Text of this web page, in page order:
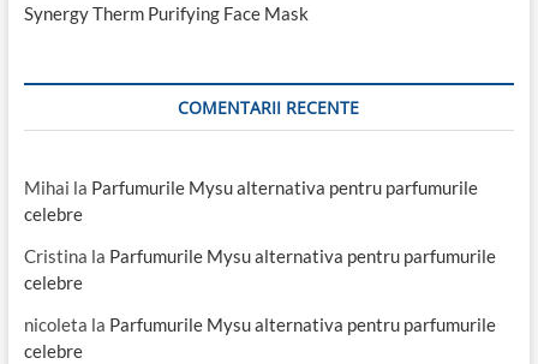
Synergy Therm Purifying Face Mask
COMENTARII RECENTE
Mihai la Parfumurile Mysu alternativa pentru parfumurile
celebre
Cristina la Parfumurile Mysu alternativa pentru parfumurile
celebre
nicoleta la Parfumurile Mysu alternativa pentru parfumurile
celebre